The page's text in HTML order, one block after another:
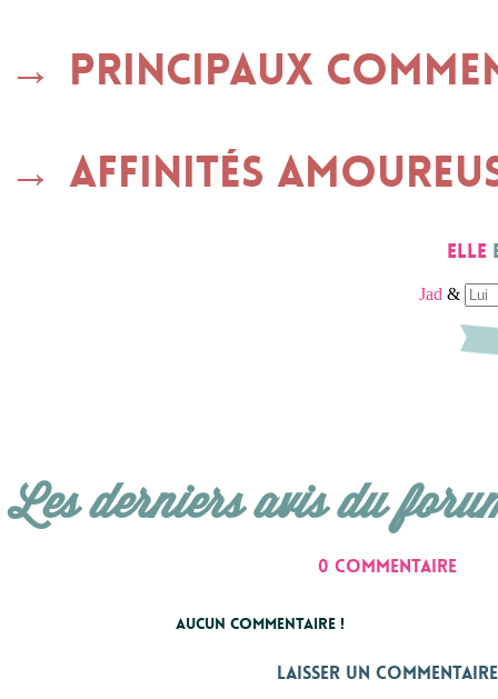
Principaux
Affinités
Elle
Jad &
Les derniers avis du
0 commentaire
Aucun commentaire !
Laisser un commentaire